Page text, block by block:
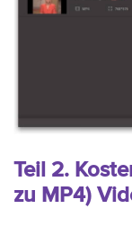
Teil 2.
zu MP4)